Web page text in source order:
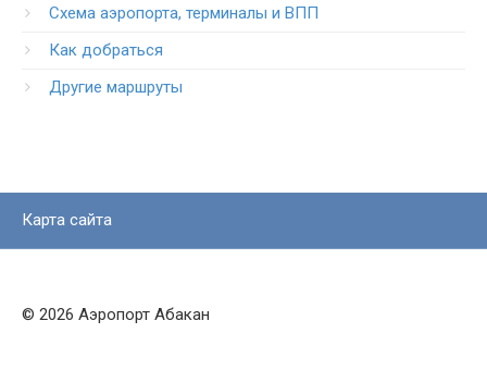
Схема аэропорта, терминалы и ВПП
Как добраться
Другие маршруты
Карта сайта
© 2026 Аэропорт Абакан